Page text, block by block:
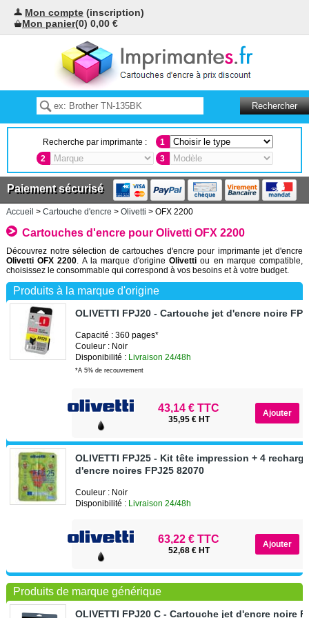
Mon compte (inscription)
Mon panier(0) 0,00 €
Recherche par imprimante :
1
2
3
Paiement sécurisé
Accueil > Cartouche d'encre > Olivetti > OFX 2200
Cartouches d'encre pour Olivetti OFX 2200
Découvrez notre sélection de cartouches d'encre pour imprimante jet d'encre
Olivetti OFX 2200 . A la marque d'origineOlivetti ou en marque compatible,
choisissez le consommable qui correspond à vos besoins et à votre budget.
Produits à la marque d'origine
OLIVETTI FPJ20 - Cartouche jet d'encre noire
Capacité : 360 pages*
Couleur : Noir
Disponibilité : Livraison 24/48h
*A 5% de recouvrement
43,14 € TTC
35,95 € HT
OLIVETTI FPJ25 - Kit tête impression + 4
d'encre noires FPJ25 82070
Couleur : Noir
Disponibilité : Livraison 24/48h
63,22 € TTC
52,68 € HT
Produits de marque générique
OLIVETTI FPJ20 C - Cartouche jet d'encre noire